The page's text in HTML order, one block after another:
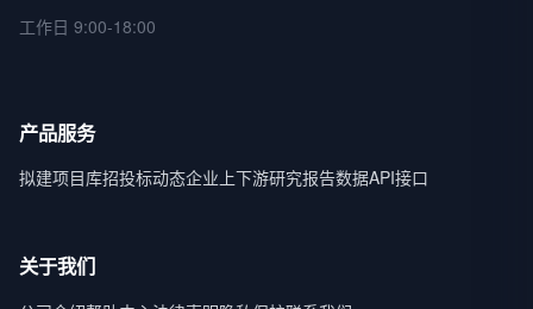
工作日 9:00-18:00
产品服务
拟建项目库招投标动态企业上下游研究报告数据API接口
关于我们